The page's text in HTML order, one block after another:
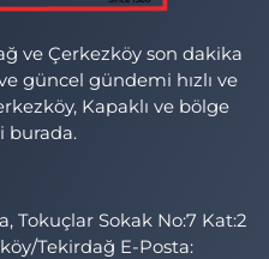
ve Çerkezköy son dakika
güncel gündemi hızlı ve
Kapaklı ve bölge
burada.
Tokuçlar Sokak No:7 Kat:2
Tekirdağ E-Posta: